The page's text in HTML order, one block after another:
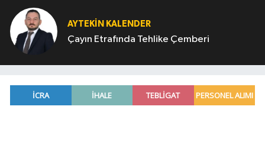
AYTEKIN KALENDER
Çayın Etrafında Tehlike Çemberi